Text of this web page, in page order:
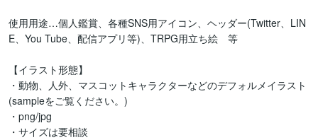
使用用途…個人鑑賞、各種SNS用アイコン、ヘッダー(Twitter、LIN
E、You Tube、配信アプリ等)、TRPG用立ち絵　等
【イラスト形態】
・動物、人外、マスコットキャラクターなどのデフォルメイラスト
(sampleをご覧ください。)
・png/jpg
・サイズは要相談